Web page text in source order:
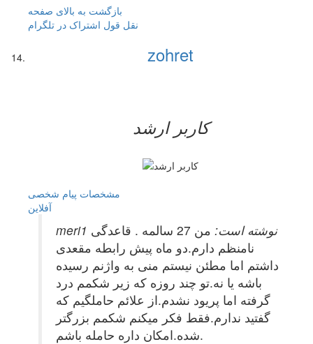
بازگشت به بالای صفحه
نقل قول اشتراک در تلگرام
zohret
کاربر ارشد
مشخصات پیام شخصی
آفلاين
meri1 نوشته است:
من 27 سالمه . قاعدگی
نامنظم دارم.دو ماه پیش رابطه مقعدی
داشتم اما مطئن نیستم منی به واژنم رسیده
باشه یا نه.تو چند روزه که زیر شکمم درد
گرفته اما پریود نشدم.از علائم حاملگیم که
گفتید ندارم.فقط فکر میکنم شکمم بزرگتر
شده.امکان داره حامله باشم.